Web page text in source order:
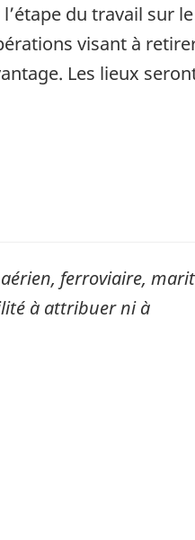
du travail sur le
visant à
Les lieux
ferroviaire,
à attribuer ni à